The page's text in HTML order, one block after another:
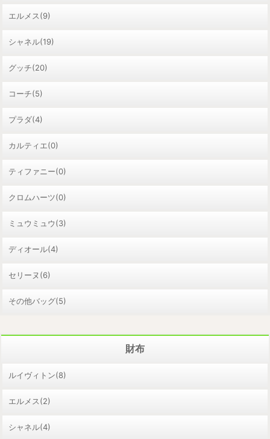
エルメス(9)
シャネル(19)
グッチ(20)
コーチ(5)
プラダ(4)
カルティエ(0)
ティファニー(0)
クロムハーツ(0)
ミュウミュウ(3)
ディオール(4)
セリーヌ(6)
その他バッグ(5)
財布
ルイヴィトン(8)
エルメス(2)
シャネル(4)